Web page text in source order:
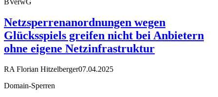
BVerwG
Netzsperrenanordnungen wegen
Glücksspiels greifen nicht bei Anbietern
ohne eigene Netzinfrastruktur
RA Florian Hitzelberger07.04.2025
Domain-Sperren